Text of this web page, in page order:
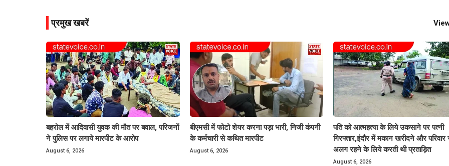
प्रमुख खबरें
बहरोल में आदिवासी युवक की मौत पर बवाल, परिजनों
ने पुलिस पर लगाये मारपीट के आरोप
August 6, 2026
बीएमसी में फोटो शेयर करना पड़ा भारी, निजी कंपनी
के कर्मचारी से कथित मारपीट
August 6, 2026
पति को आत्महत्या के लिये उकसाने पर पत्नी
गिरफ्तार,इंदौर में मकान खरीदने और परिवार
अलग रहने के लिये करती थी प्रताड़ित
August 6, 2026